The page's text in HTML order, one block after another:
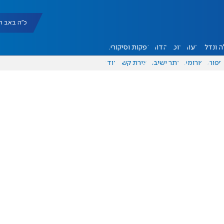
כ"ה באב תשפ"ו
ונדל"ן דעות אוכל יהדות הפקות וסיקורים
ספורט פורומים אתר ישיבה יצירת קשר עוד